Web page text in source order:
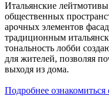
Итальянские
общественных
арочных элементов
традиционным
тональность лобби
для жителей, позволяя
выходя из дома.
Подробнее